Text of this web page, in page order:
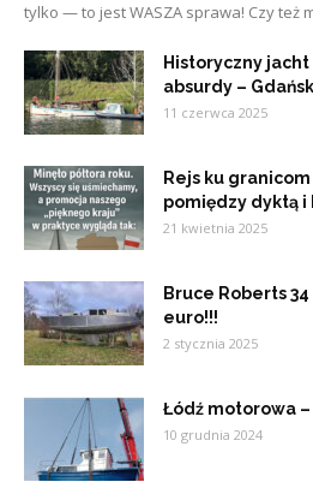
tylko — to jest WASZA sprawa! Czy też
Historyczny
absurdy –
11 czerwca 2025
Rejs ku
pomiędzy dyktą
21 kwietnia 2025
Bruce Roberts
euro!!!
2 stycznia 2025
Łódź motorowa
10 grudnia 2024